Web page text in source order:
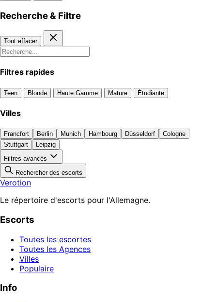
Recherche & Filtre
Tout effacer
Filtres rapides
Teen Blonde Haute Gamme Mature Étudiante
Villes
Francfort Berlin Munich Hambourg Düsseldorf
Cologne
Stuttgart
Leipzig
Filtres avancés
Rechercher des escorts
Verotion
Le répertoire d'escorts pour l'Allemagne.
Escorts
Toutes les escortes
Toutes les Agences
Villes
Populaire
Info